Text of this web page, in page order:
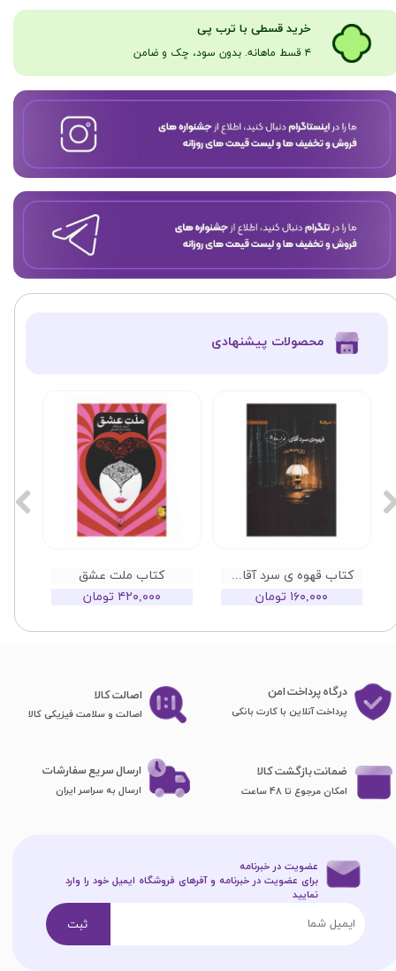
​​​خرید قسطی با ترب پی
۴ قسط ماهانه. بدون سود، چک و ضامن​​​​​​​
کتاب ملت عشق
۴۲۰,۰۰۰ تومان
کتاب قهوه ی سرد آقای نویسنده
۱۶۰,۰۰۰ تومان
​محصولات پیشنهادی
درگاه پرداخت امن
پرداخت آنلاین با کارت بانکی
اصا​​​​​​​لت کالا
اصالت و سلامت فیزیکی کالا
ضمانت بازگشت کالا
امکان مرجوع تا 48 ساعت
ارسال سریع سفارشات
ارسال به سراسر ایران
عضویت در خبرنامه
برای عضویت در خبرنامه و آفرهای فروشگاه ایمیل خود را وارد
نمایید​​​​​​​
ثبت